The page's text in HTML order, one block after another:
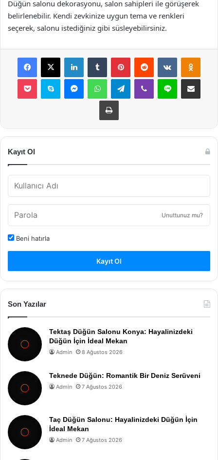
Düğün salonu dekorasyonu, salon sahipleri ile görüşerek
belirlenebilir. Kendi zevkinize uygun tema ve renkleri
seçerek, salonu istediğiniz gibi süsleyebilirsiniz.
Facebook
X LinkedInTumblr PinterestReddit VKontakte
Pocket Skype MessengerWhatsAppTelegramViber Line E-Posta ile
Yazdır
Kayıt Ol
Unuttunuz mu?
Beni hatırla
Kayıt Ol
Son Yazılar
Tektaş Düğün Salonu Konya: Hayalinizdeki
Düğün İçin İdeal Mekan
Admin 8 Ağustos 2026
Teknede Düğün: Romantik Bir Deniz Serüveni
Admin 7 Ağustos 2026
Taç Düğün Salonu: Hayalinizdeki Düğün İçin
İdeal Mekan
Admin 7 Ağustos 2026